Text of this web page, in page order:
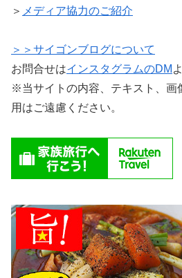
＞ メディア協力のご紹介
＞＞サイゴンブログについて
お問合せはインスタグラムのDM
※当サイトの内容、テキスト、画
用はご遠慮ください。